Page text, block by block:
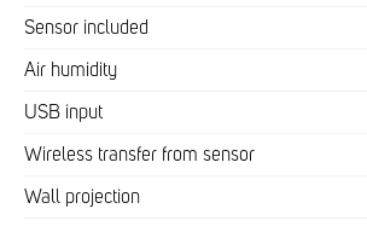
Sensor included
Air humidity
USB input
Wireless transfer from sensor
Wall projection